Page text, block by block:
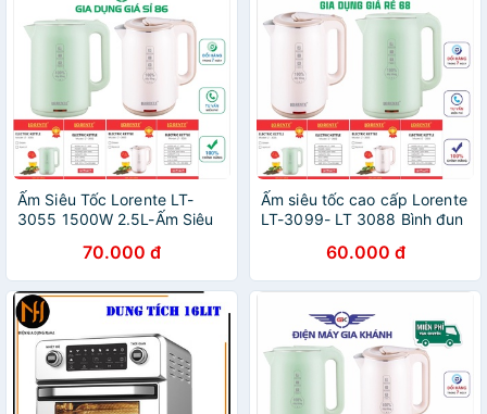
Ấm Siêu Tốc Lorente LT-
3055 1500W 2.5L-Ấm Siêu
70.000 đ
Ấm siêu tốc cao cấp Lorente
LT-3099- LT 3088 Bình đun
hãng (BH12 tháng)
60.000 đ